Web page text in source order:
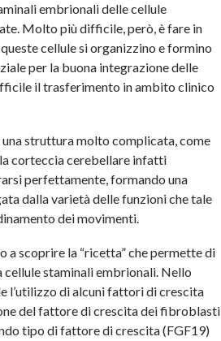
embrionali delle cellule
Molto più difficile, però, è fare in
cellule si organizzino e formino
per la buona integrazione delle
il trasferimento in ambito clinico
struttura molto complicata, come
corteccia cerebellare infatti
perfettamente, formando una
dalla varietà delle funzioni che tale
dei movimenti.
scoprire la “ricetta” che permette di
staminali embrionali. Nello
l’utilizzo di alcuni fattori di crescita
del fattore di crescita dei fibroblasti
tipo di fattore di crescita (FGF19)